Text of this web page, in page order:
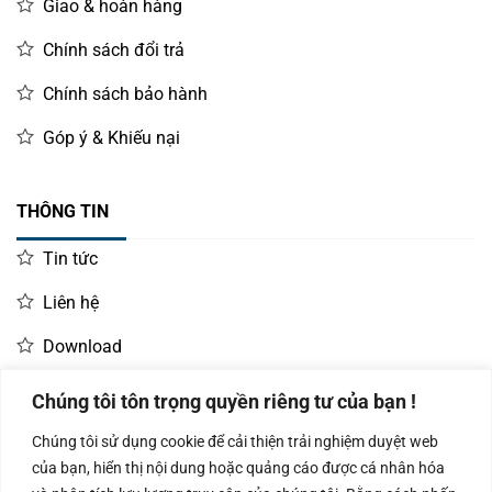
Chúng tôi tôn trọng quyền riêng tư của bạn !
Chúng tôi sử dụng cookie để cải thiện trải nghiệm duyệt web
của bạn, hiển thị nội dung hoặc quảng cáo được cá nhân hóa
sách bảo hành dài theo tiêu chuẩn nhà sản xuất.
Giao & hoàn hàng
Chính sách đổi trả
Chính sách bảo hành
Góp ý & Khiếu nại
THÔNG TIN
Tin tức
Liên hệ
Download
LIÊN HỆ MUA HÀNG
Kinh doanh:
KD Dự Án: 0987
Kế Toán: